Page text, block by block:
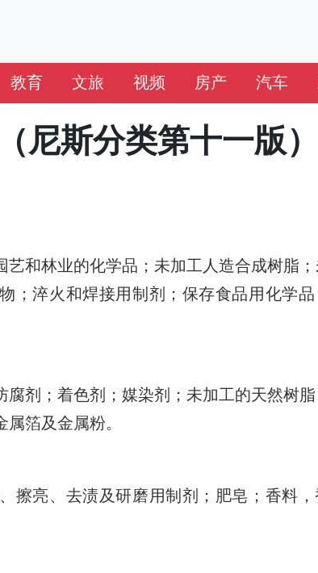
教育 文旅 视频 房产 汽车
尼斯分类第十一版）
和林业的化学品；未加工人造合成树脂
；淬火和焊接用制剂；保存食品用化学
剂；着色剂；媒染剂；未加工的天然树
箔及金属粉。
擦亮、去渍及研磨用制剂；肥皂；香料